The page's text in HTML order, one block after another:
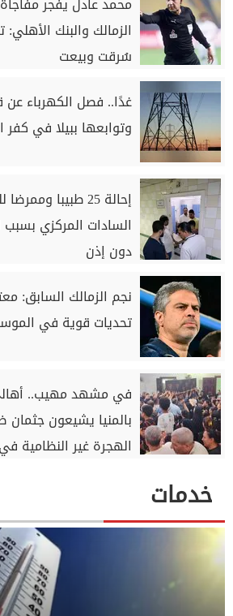
الزمالك والبنك الأهلي:
سُرقت وبيعت
غدًا.. فصل الكهرباء عن
وتوابعها ببيلا في كفر
إحالة 25 طبيبا
السادات المركزي
دون إذن
نجم الزمالك السابق:
تحديات قوية في
في مشهد مهيب..
بالمنيا يشيعون
الهجرة غير النظامية في
خدمات